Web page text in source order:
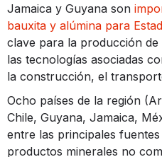
Jamaica y Guyana son
bauxita y alúmina para
clave para la producción
las tecnologías asociadas
la construcción, el
Ocho países de la región
Chile, Guyana, Jamaica,
entre las principales
productos minerales no